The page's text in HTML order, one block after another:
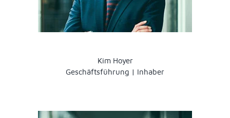
Kim Hoyer
Geschäftsführung | Inhaber